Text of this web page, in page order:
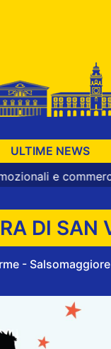
ULTIME NEWS
e commerciali
DI SAN
- Salsomaggiore